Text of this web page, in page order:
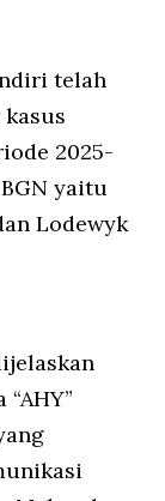
telah
2025-
yaitu
Lodewyk